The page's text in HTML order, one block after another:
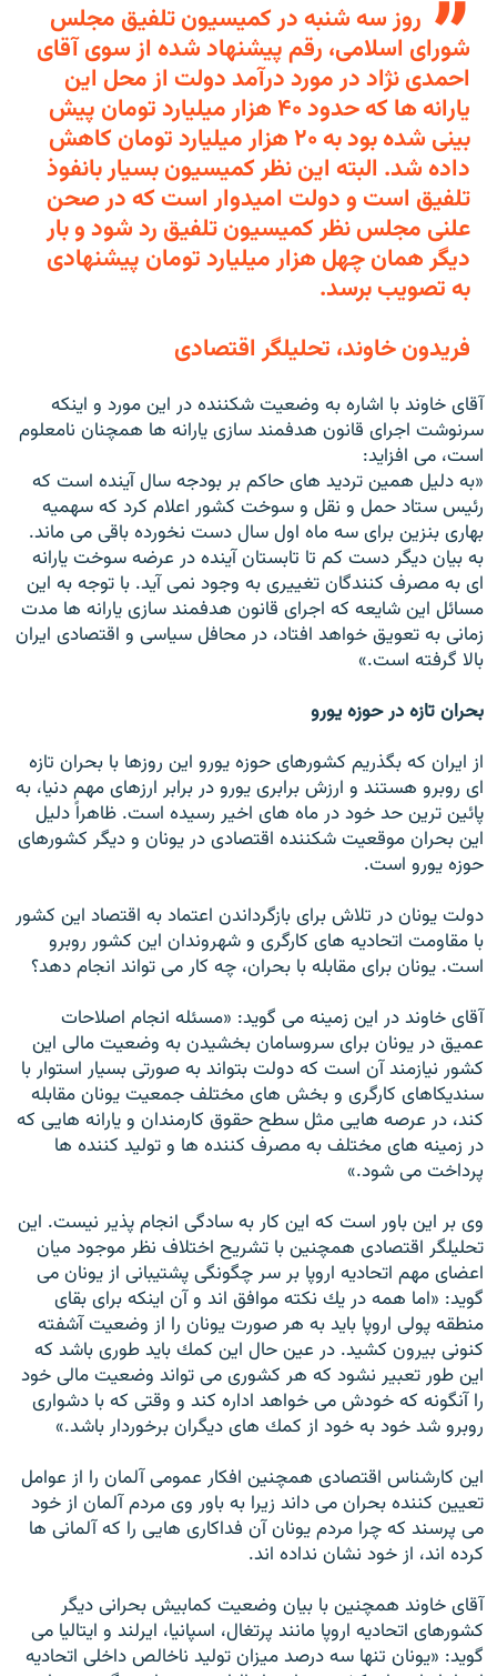
روز سه شنبه در كميسيون تلفيق مجلس
شوراى اسلامى، رقم پيشنهاد شده از سوى آقاى
احمدى نژاد در مورد درآمد دولت از محل اين
يارانه ها كه حدود ۴۰ هزار ميليارد تومان پيش
بينى شده بود به ۲۰ هزار ميليارد تومان كاهش
داده شد. البته اين نظر كميسيون بسيار بانفوذ
تلفيق است و دولت اميدوار است كه در صحن
علنى مجلس نظر كميسيون تلفيق رد شود و بار
ديگر همان چهل هزار ميليارد تومان پيشنهادى
به تصويب برسد.
فریدون خاوند، تحلیلگر اقتصادی
آقاى خاوند با اشاره به وضعيت شكننده در اين مورد و اينكه
سرنوشت اجراى قانون هدفمند سازى يارانه ها همچنان نامعلوم
است، مى افزايد:
«به دليل همين ترديد هاى حاكم بر بودجه سال آينده است كه
رئيس ستاد حمل و نقل و سوخت كشور اعلام كرد كه سهميه
بهارى بنزين براى سه ماه اول سال دست نخورده باقى مى ماند.
به بيان ديگر دست كم تا تابستان آينده در عرضه سوخت يارانه
اى به مصرف كنندگان تغييرى به وجود نمى آيد. با توجه به اين
مسائل اين شايعه كه اجراى قانون هدفمند سازى يارانه ها مدت
زمانى به تعويق خواهد افتاد، در محافل سياسى و اقتصادى ايران
بالا گرفته است.»
بحران تازه در حوزه یورو
از ايران كه بگذريم كشورهاى حوزه يورو اين روزها با بحران تازه
اى روبرو هستند و ارزش برابرى يورو در برابر ارزهاى مهم دنيا، به
پائين ترين حد خود در ماه هاى اخير رسيده است. ظاهراً دليل
اين بحران موقعيت شكننده اقتصادى در يونان و ديگر كشورهاى
حوزه يورو است.
دولت يونان در تلاش براى بازگرداندن اعتماد به اقتصاد اين كشور
با مقاومت اتحاديه هاى كارگرى و شهروندان اين كشور روبرو
است. يونان براى مقابله با بحران، چه كار مى تواند انجام دهد؟
آقای خاوند در این زمینه می گوید: «مسئله انجام اصلاحات
عميق در يونان براى سروسامان بخشيدن به وضعيت مالى اين
كشور نيازمند آن است كه دولت بتواند به صورتى بسيار استوار با
سنديكاهاى كارگرى و بخش هاى مختلف جمعيت يونان مقابله
كند، در عرصه هايى مثل سطح حقوق كارمندان و يارانه هايى كه
در زمينه هاى مختلف به مصرف كننده ها و توليد كننده ها
پرداخت مى شود.»
وی بر اين باور است كه اين كار به سادگى انجام پذير نيست. این
تحلیلگر اقتصادی همچنين با تشريح اختلاف نظر موجود ميان
اعضاى مهم اتحاديه اروپا بر سر چگونگى پشتيبانى از يونان مى
گويد: «اما همه در يك نكته موافق اند و آن اينكه براى بقاى
منطقه پولى اروپا بايد به هر صورت يونان را از وضعيت آشفته
كنونى بيرون كشيد. در عين حال اين كمك بايد طورى باشد كه
اين طور تعبير نشود كه هر كشورى مى تواند وضعيت مالى خود
را آنگونه كه خودش مى خواهد اداره كند و وقتى كه با دشوارى
روبرو شد خود به خود از كمك هاى ديگران برخوردار باشد.»
اين كارشناس اقتصادى همچنين افكار عمومى آلمان را از عوامل
تعيين كننده بحران مى داند زيرا به باور وى مردم آلمان از خود
مى پرسند كه چرا مردم يونان آن فداكارى هايى را كه آلمانى ها
كرده اند، از خود نشان نداده اند.
آقاى خاوند همچنين با بيان وضعيت كمابيش بحرانى ديگر
كشورهاى اتحاديه اروپا مانند پرتغال، اسپانيا، ايرلند و ايتاليا مى
گويد: «يونان تنها سه درصد ميزان توليد ناخالص داخلى اتحاديه